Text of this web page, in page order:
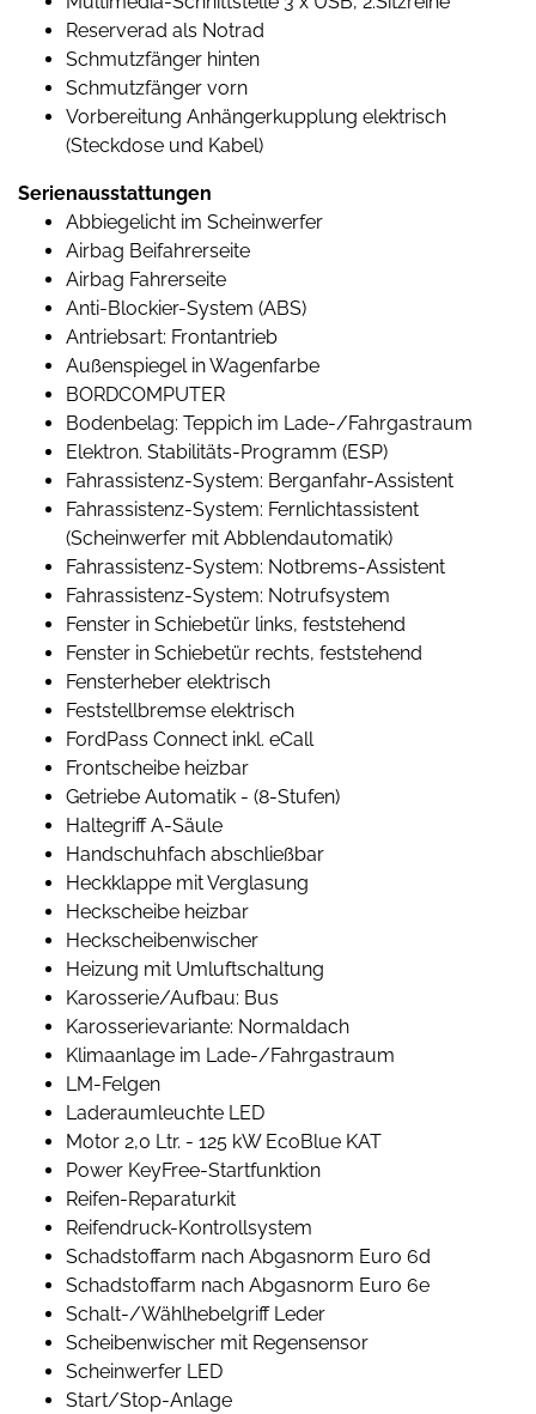
Reserverad als Notrad
Schmutzfänger hinten
Schmutzfänger vorn
Vorbereitung Anhängerkupplung elektrisch
(Steckdose und Kabel)
Serienausstattungen
Abbiegelicht im Scheinwerfer
Airbag Beifahrerseite
Airbag Fahrerseite
Anti-Blockier-System (ABS)
Antriebsart: Frontantrieb
Außenspiegel in Wagenfarbe
BORDCOMPUTER
Bodenbelag: Teppich im Lade-/Fahrgastraum
Elektron. Stabilitäts-Programm (ESP)
Fahrassistenz-System: Berganfahr-Assistent
Fahrassistenz-System: Fernlichtassistent
(Scheinwerfer mit Abblendautomatik)
Fahrassistenz-System: Notbrems-Assistent
Fahrassistenz-System: Notrufsystem
Fenster in Schiebetür links, feststehend
Fenster in Schiebetür rechts, feststehend
Fensterheber elektrisch
Feststellbremse elektrisch
FordPass Connect inkl. eCall
Frontscheibe heizbar
Getriebe Automatik - (8-Stufen)
Haltegriff A-Säule
Handschuhfach abschließbar
Heckklappe mit Verglasung
Heckscheibe heizbar
Heckscheibenwischer
Heizung mit Umluftschaltung
Karosserie/Aufbau: Bus
Karosserievariante: Normaldach
Klimaanlage im Lade-/Fahrgastraum
LM-Felgen
Laderaumleuchte LED
Motor 2,0 Ltr. - 125 kW EcoBlue KAT
Power KeyFree-Startfunktion
Reifen-Reparaturkit
Reifendruck-Kontrollsystem
Schadstoffarm nach Abgasnorm Euro 6d
Schadstoffarm nach Abgasnorm Euro 6e
Schalt-/Wählhebelgriff Leder
Scheibenwischer mit Regensensor
Scheinwerfer LED
Start/Stop-Anlage